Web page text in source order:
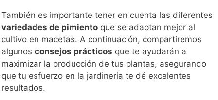
También es importante tener en cuenta las diferentes
variedades de pimiento que se adaptan mejor al
cultivo en macetas. A continuación, compartiremos
algunos consejos prácticos que te ayudarán a
maximizar la producción de tus plantas, asegurando
que tu esfuerzo en la jardinería te dé excelentes
resultados.